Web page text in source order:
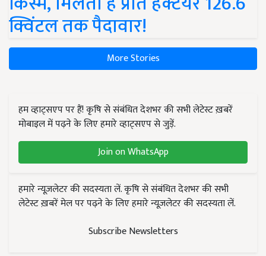
क्विंटल तक पैदावार!
More Stories
हम व्हाट्सएप पर हैं! कृषि से संबंधित देशभर की सभी लेटेस्ट ख़बरें
मोबाइल में पढ़ने के लिए हमारे व्हाट्सएप से जुड़ें.
Join on WhatsApp
हमारे न्यूज़लेटर की सदस्यता लें. कृषि से संबंधित देशभर की सभी
लेटेस्ट ख़बरें मेल पर पढ़ने के लिए हमारे न्यूज़लेटर की सदस्यता लें.
Subscribe Newsletters